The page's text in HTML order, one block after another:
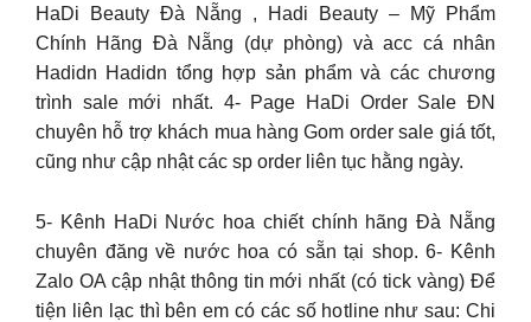
HaDi Beauty Đà Nẵng , Hadi Beauty – Mỹ Phẩm
Chính Hãng Đà Nẵng (dự phòng) và acc cá nhân
Hadidn Hadidn tổng hợp sản phẩm và các chương
trình sale mới nhất. 4- Page HaDi Order Sale ĐN
chuyên hỗ trợ khách mua hàng Gom order sale giá tốt,
cũng như cập nhật các sp order liên tục hằng ngày.
5- Kênh HaDi Nước hoa chiết chính hãng Đà Nẵng
chuyên đăng về nước hoa có sẵn tại shop. 6- Kênh
Zalo OA cập nhật thông tin mới nhất (có tick vàng) Để
tiện liên lạc thì bên em có các số hotline như sau: Chi